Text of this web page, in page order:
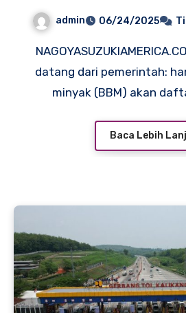
Depan, Ini
admin 06/24/2025
NAGOYASUZUKIAMERICA.COM – Kabar resmi
datang dari pemerintah:
minyak (BBM) akan
Baca Lebih